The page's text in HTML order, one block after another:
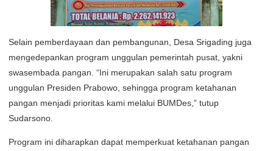
Selain pemberdayaan dan pembangunan, Desa Srigading juga
mengedepankan program unggulan pemerintah pusat, yakni
swasembada pangan. “Ini merupakan salah satu program
unggulan Presiden Prabowo, sehingga program ketahanan
pangan menjadi prioritas kami melalui BUMDes,” tutup
Sudarsono.
Program ini diharapkan dapat memperkuat ketahanan pangan